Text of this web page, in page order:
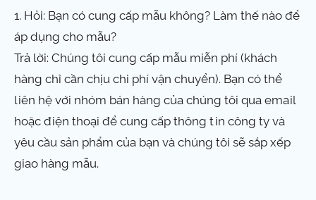
1. Hỏi: Bạn có cung cấp mẫu không? Làm thế nào để
áp dụng cho mẫu?
Trả lời: Chúng tôi cung cấp mẫu miễn phí (khách
hàng chỉ cần chịu chi phí vận chuyển). Bạn có thể
liên hệ với nhóm bán hàng của chúng tôi qua email
hoặc điện thoại để cung cấp thông tin công ty và
yêu cầu sản phẩm của bạn và chúng tôi sẽ sắp xếp
giao hàng mẫu.